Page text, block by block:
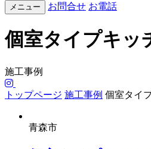
メニュー お問合せ お電話
個室タイプキッ
施工事例
トップページ 施工事例 個室タイ
青森市